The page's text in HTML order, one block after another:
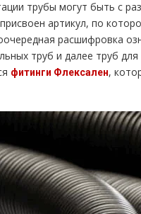
трубы могут быть с
артикул, по
расшифровка
труб и далее труб
фитинги Флексален,